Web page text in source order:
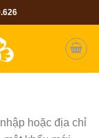
hoặc địa chỉ